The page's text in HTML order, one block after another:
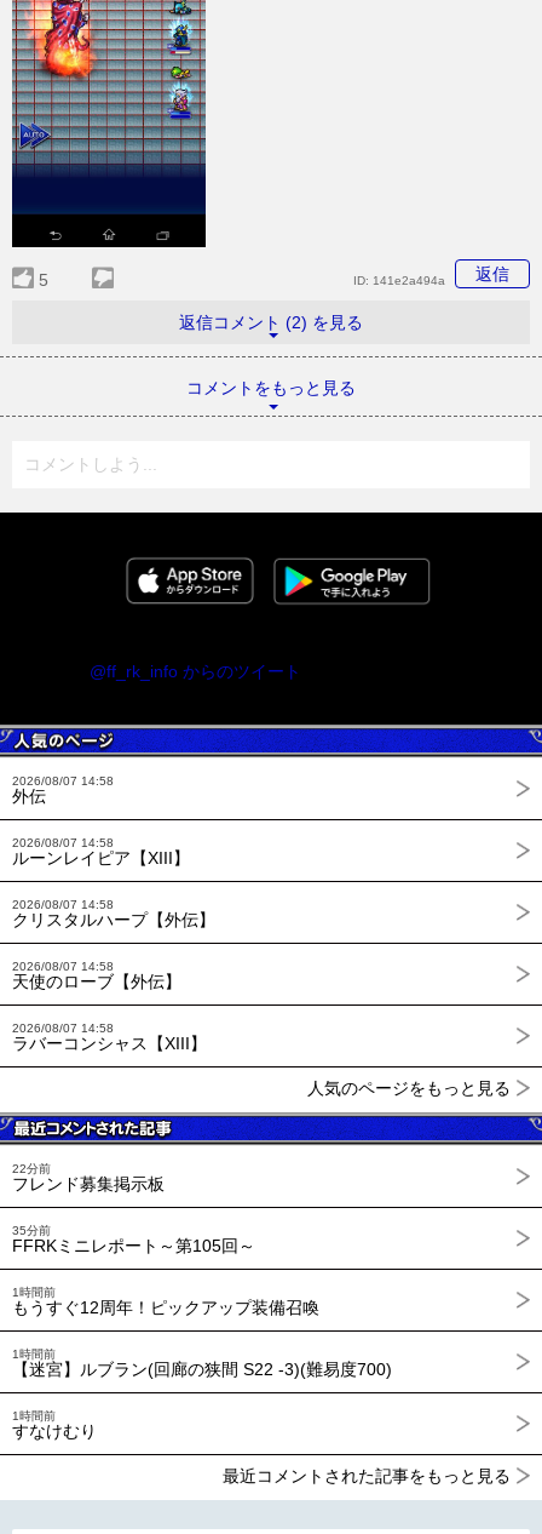
5 返信
ID: 141e2a494a
返信コメント (2) を見る
コメントをもっと見る
コメントしよう...
@ff_rk_info からのツイート
2026/08/07 14:58
外伝
2026/08/07 14:58
ルーンレイピア【XIII】
2026/08/07 14:58
クリスタルハープ【外伝】
2026/08/07 14:58
天使のローブ【外伝】
2026/08/07 14:58
ラバーコンシャス【XIII】
人気のページをもっと見る
22分前
フレンド募集掲示板
35分前
FFRKミニレポート～第105回～
1時間前
もうすぐ12周年！ピックアップ装備召喚
1時間前
【迷宮】ルブラン(回廊の狭間 S22 -3)(難易度700)
1時間前
すなけむり
最近コメントされた記事をもっと見る